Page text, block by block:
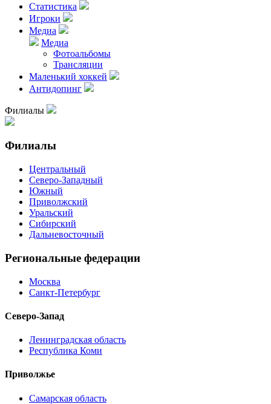
Статистика
Игроки
Медиа
Медиа
Фотоальбомы
Трансляции
Маленький хоккей
Антидопинг
Филиалы
Филиалы
Центральный
Северо-Западный
Южный
Приволжский
Уральский
Сибирский
Дальневосточный
Региональные федерации
Москва
Санкт-Петербург
Северо-Запад
Ленинградская область
Республика Коми
Приволжье
Самарская область